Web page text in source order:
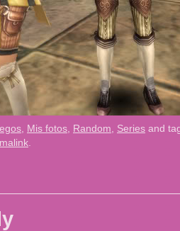
Mis fotos Random Series and